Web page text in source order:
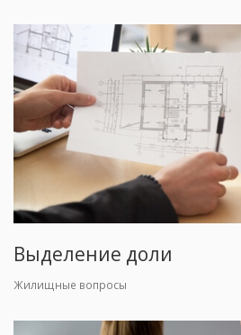
Выделение доли
Жилищные вопросы